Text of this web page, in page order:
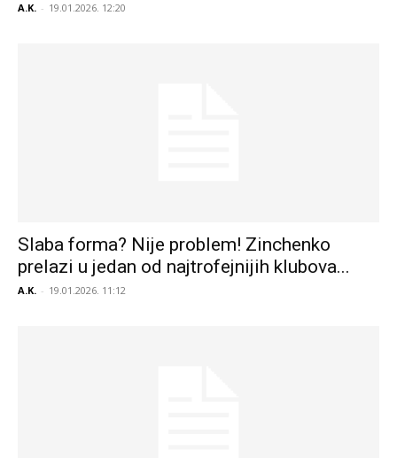
A.K. - 19.01.2026. 12:20
Slaba forma? Nije problem! Zinchenko
prelazi u jedan od najtrofejnijih klubova...
A.K. - 19.01.2026. 11:12